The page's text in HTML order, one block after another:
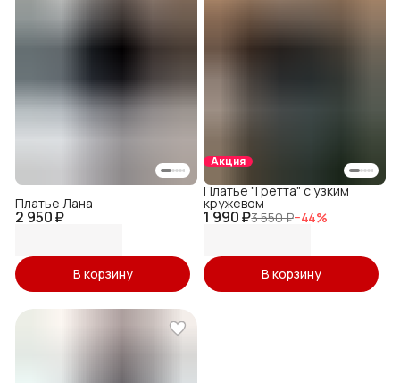
2 950 ₽
Платье Лана
В корзину
Акция
1 990 ₽3 550 ₽−44%
Платье "Гретта" с узким
кружевом
В корзину